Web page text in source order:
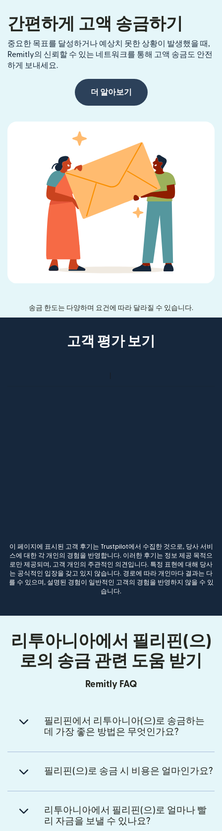
간편하게 고액 송금하기
중요한 목표를 달성하거나 예상치 못한 상황이 발생했을 때,
Remitly의 신뢰할 수 있는 네트워크를 통해 고액 송금도 안전
하게 보내세요.
더 알아보기
송금 한도는 다양하며 요건에 따라 달라질 수 있습니다.
고객 평가 보기
이 페이지에 표시된 고객 후기는 Trustpilot에서 수집한 것으로, 당사 서비
스에 대한 각 개인의 경험을 반영합니다. 이러한 후기는 정보 제공 목적으
로만 제공되며, 고객 개인의 주관적인 의견입니다. 특정 표현에 대해 당사
는 공식적인 입장을 갖고 있지 않습니다. 경로에 따라 개인마다 결과는 다
를 수 있으며, 설명된 경험이 일반적인 고객의 경험을 반영하지 않을 수 있
습니다.
리투아니아에서 필리핀(으)
로의 송금 관련 도움 받기
Remitly FAQ
필리핀에서 리투아니아(으)로 송금하는
데 가장 좋은 방법은 무엇인가요?
필리핀(으)로 송금 시 비용은 얼마인가요?
리투아니아에서 필리핀(으)로 얼마나 빨
리 자금을 보낼 수 있나요?